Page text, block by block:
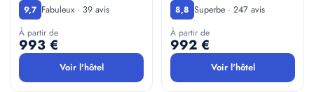
9,7 Fabuleux · 39 avis
À partir de
993 €
Voir l'hôtel
8,8 Superbe · 247 avis
À partir de
992 €
Voir l'hôtel